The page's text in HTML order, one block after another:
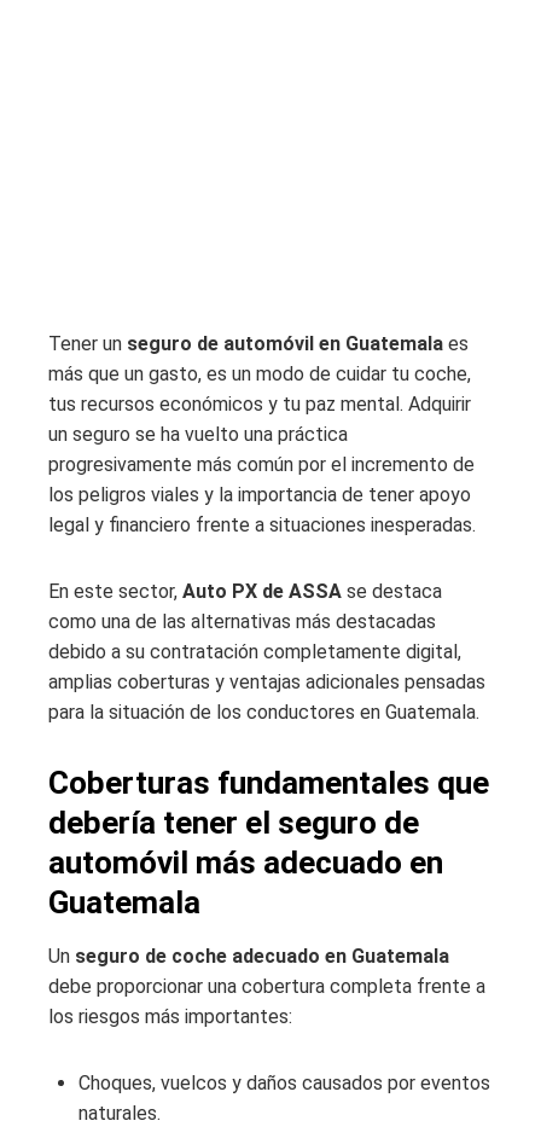
Tener un seguro de automóvil en Guatemala es
más que un gasto, es un modo de cuidar tu coche,
tus recursos económicos y tu paz mental. Adquirir
un seguro se ha vuelto una práctica
progresivamente más común por el incremento de
los peligros viales y la importancia de tener apoyo
legal y financiero frente a situaciones inesperadas.
En este sector, Auto PX de ASSA se destaca
como una de las alternativas más destacadas
debido a su contratación completamente digital,
amplias coberturas y ventajas adicionales pensadas
para la situación de los conductores en Guatemala.
Coberturas fundamentales que
debería tener el seguro de
automóvil más adecuado en
Guatemala
Un seguro de coche adecuado en Guatemala
debe proporcionar una cobertura completa frente a
los riesgos más importantes:
Choques, vuelcos y daños causados por eventos
naturales.